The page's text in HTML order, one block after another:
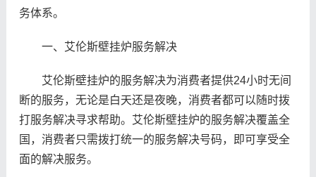
务体系。
一、艾伦斯壁挂炉服务解决
艾伦斯壁挂炉的服务解决为消费者提供24小时无间
断的服务，无论是白天还是夜晚，消费者都可以随时拨
打服务解决寻求帮助。艾伦斯壁挂炉的服务解决覆盖全
国，消费者只需拨打统一的服务解决号码，即可享受全
面的解决服务。